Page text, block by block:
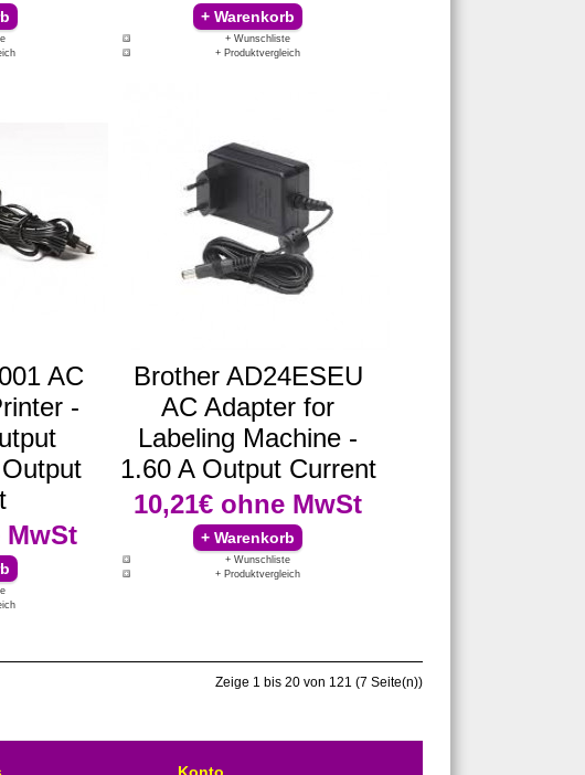
+ Wunschliste
+ Produktvergleich
AC
-
MwSt
Brother AD24ESEU
AC Adapter for
Labeling Machine -
1.60 A Output Current
10,21€ ohne MwSt
+ Wunschliste
+ Produktvergleich
Zeige 1 bis 20 von 121 (7 Seite(n))